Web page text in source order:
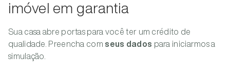
imóvel em garantia
Sua casa abre portas para você ter um crédito de
qualidade. Preencha com seus dados para iniciarmos a
simulação.